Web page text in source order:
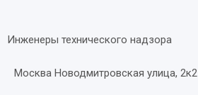
Инженеры технического надзора
Москва Новодмитровская улица, 2к2